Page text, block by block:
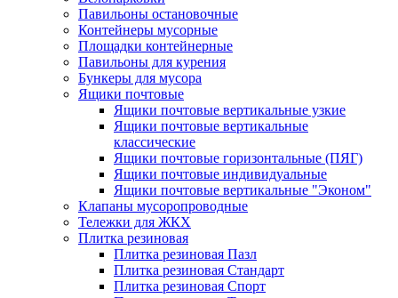
Павильоны остановочные
Контейнеры мусорные
Площадки контейнерные
Павильоны для курения
Бункеры для мусора
Ящики почтовые
Ящики почтовые вертикальные узкие
Ящики почтовые вертикальные
классические
Ящики почтовые горизонтальные (ПЯГ)
Ящики почтовые индивидуальные
Ящики почтовые вертикальные "Эконом"
Клапаны мусоропроводные
Тележки для ЖКХ
Плитка резиновая
Плитка резиновая Пазл
Плитка резиновая Стандарт
Плитка резиновая Спорт